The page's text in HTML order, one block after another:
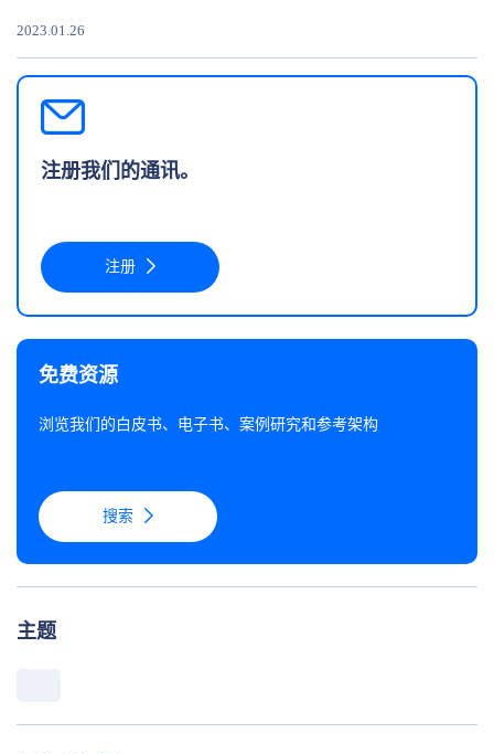
2023.01.26
注册我们的通讯。
注册
免费资源
浏览我们的白皮书、电子书、案例研究和参考架构
搜索
主题